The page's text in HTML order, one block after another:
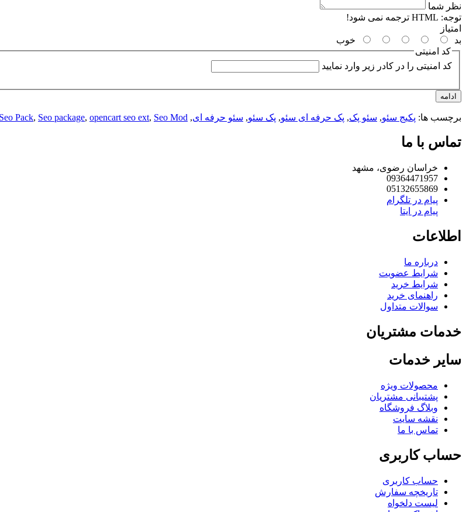
نظر شما
توجه:
امتیاز
بد
خوب
کد امنیتی
کد امنیتی را در کادر زیر وارد نمایید
ادامه
برچسب ها: پکیج سئو, سئو پک, پک حرفه ای سئو, پک سئو, سئو حرفه ای,
Seo Pack, Seo package, opencart seo ext, Seo Mod
تماس با ما
خراسان رضوی، مشهد
09364471957
05132655869
پیام در تلگرام
پیام در ایتا
اطلاعات
درباره ما
شرایط عضویت
شرایط خرید
راهنمای خرید
سوالات متداول
خدمات مشتریان
سایر خدمات
محصولات ویژه
پشتیبانی مشتریان
وبلاگ فروشگاه
نقشه سایت
تماس با ما
حساب کاربری
حساب کاربری
تاریخچه سفارش
لیست دلخواه